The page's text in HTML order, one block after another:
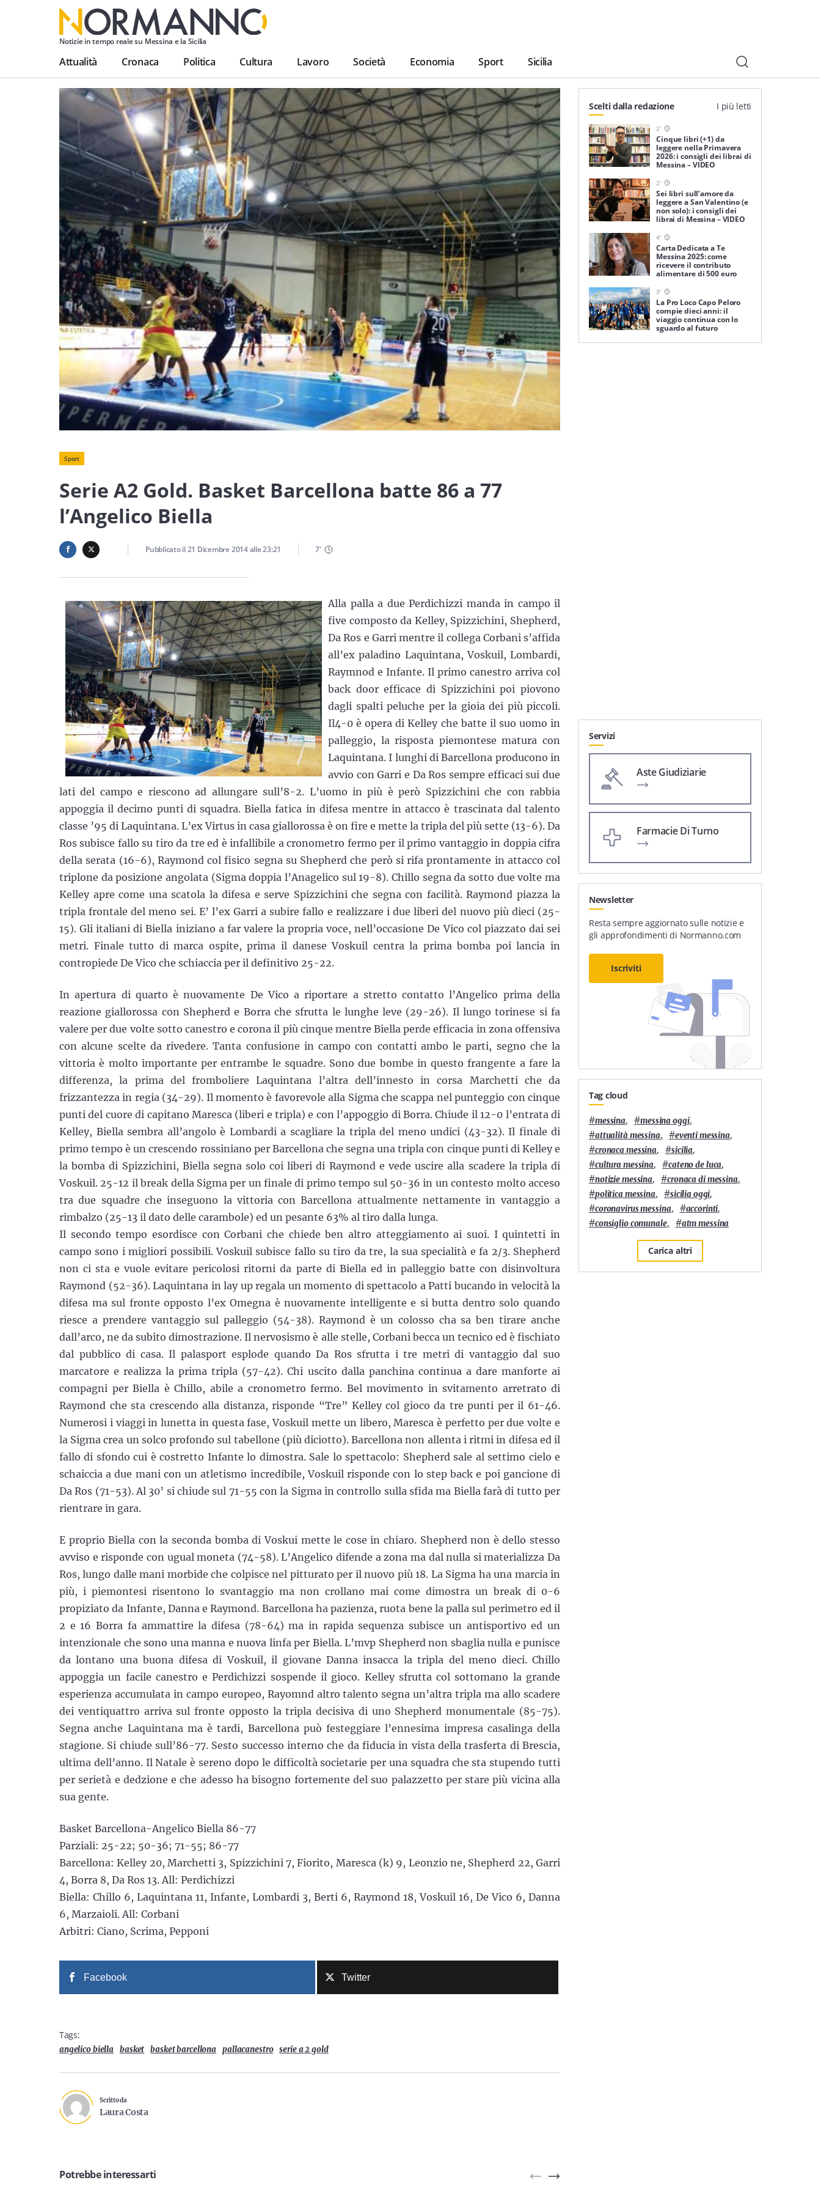
Notizie in tempo reale su Messina e la Sicilia
Attualità Cronaca Politica Cultura Lavoro Società Economia Sport Sicilia
Sport
Serie A2 Gold. Basket Barcellona batte 86 a 77
l’Angelico Biella
Pubblicato il21 Dicembre 2014alle23:21 7'
Alla palla a due Perdichizzi manda in campo il
five composto da Kelley, Spizzichini, Shepherd,
Da Ros e Garri mentre il collega Corbani s’affida
all’ex paladino Laquintana, Voskuil, Lombardi,
Raymnod e Infante. Il primo canestro arriva col
back door efficace di Spizzichini poi piovono
dagli spalti peluche per la gioia dei più piccoli.
Il4-0 è opera di Kelley che batte il suo uomo in
palleggio, la risposta piemontese matura con
Laquintana. I lunghi di Barcellona producono in
avvio con Garri e Da Ros sempre efficaci sui due
lati del campo e riescono ad allungare sull’8-2. L’uomo in più è però Spizzichini che con rabbia
appoggia il decimo punti di squadra. Biella fatica in difesa mentre in attacco è trascinata dal talento
classe ’95 di Laquintana. L’ex Virtus in casa giallorossa è on fire e mette la tripla del più sette (13-6). Da
Ros subisce fallo su tiro da tre ed è infallibile a cronometro fermo per il primo vantaggio in doppia cifra
della serata (16-6), Raymond col fisico segna su Shepherd che però si rifa prontamente in attacco col
triplone da posizione angolata (Sigma doppia l’Anagelico sul 19-8). Chillo segna da sotto due volte ma
Kelley apre come una scatola la difesa e serve Spizzichini che segna con facilità. Raymond piazza la
tripla frontale del meno sei. E’ l’ex Garri a subire fallo e realizzare i due liberi del nuovo più dieci (25-
15). Gli italiani di Biella iniziano a far valere la propria voce, nell’occasione De Vico col piazzato dai sei
metri. Finale tutto di marca ospite, prima il danese Voskuil centra la prima bomba poi lancia in
contropiede De Vico che schiaccia per il definitivo 25-22.
In apertura di quarto è nuovamente De Vico a riportare a stretto contatto l’Angelico prima della
reazione giallorossa con Shepherd e Borra che sfrutta le lunghe leve (29-26). Il lungo torinese si fa
valere per due volte sotto canestro e corona il più cinque mentre Biella perde efficacia in zona offensiva
con alcune scelte da rivedere. Tanta confusione in campo con contatti ambo le parti, segno che la
vittoria è molto importante per entrambe le squadre. Sono due bombe in questo frangente a fare la
differenza, la prima del fromboliere Laquintana l’altra dell’innesto in corsa Marchetti che da
frizzantezza in regia (34-29). Il momento è favorevole alla Sigma che scappa nel punteggio con cinque
punti del cuore di capitano Maresca (liberi e tripla) e con l’appoggio di Borra. Chiude il 12-0 l’entrata di
Kelley, Biella sembra all’angolo è Lombardi a scagliare la tripla del meno undici (43-32). Il finale di
primo tempo è un crescendo rossiniano per Barcellona che segna una tripla con cinque punti di Kelley e
la bomba di Spizzichini, Biella segna solo coi liberi di Raymond e vede uscire alla scadere la tripla di
Voskuil. 25-12 il break della Sigma per un finale di primo tempo sul 50-36 in un contesto molto acceso
tra due squadre che inseguono la vittoria con Barcellona attualmente nettamente in vantaggio a
rimbalzo (25-13 il dato delle carambole) ed un pesante 63% al tiro dalla lunga.
Il secondo tempo esordisce con Corbani che chiede ben altro atteggiamento ai suoi. I quintetti in
campo sono i migliori possibili. Voskuil subisce fallo su tiro da tre, la sua specialità e fa 2/3. Shepherd
non ci sta e vuole evitare pericolosi ritorni da parte di Biella ed in palleggio batte con disinvoltura
Raymond (52-36). Laquintana in lay up regala un momento di spettacolo a Patti bucando in velocità la
difesa ma sul fronte opposto l’ex Omegna è nuovamente intelligente e si butta dentro solo quando
riesce a prendere vantaggio sul palleggio (54-38). Raymond è un colosso cha sa ben tirare anche
dall’arco, ne da subito dimostrazione. Il nervosismo è alle stelle, Corbani becca un tecnico ed è fischiato
dal pubblico di casa. Il palasport esplode quando Da Ros sfrutta i tre metri di vantaggio dal suo
marcatore e realizza la prima tripla (57-42). Chi uscito dalla panchina continua a dare manforte ai
compagni per Biella è Chillo, abile a cronometro fermo. Bel movimento in svitamento arretrato di
Raymond che sta crescendo alla distanza, risponde “Tre” Kelley col gioco da tre punti per il 61-46.
Numerosi i viaggi in lunetta in questa fase, Voskuil mette un libero, Maresca è perfetto per due volte e
la Sigma crea un solco profondo sul tabellone (più diciotto). Barcellona non allenta i ritmi in difesa ed il
fallo di sfondo cui è costretto Infante lo dimostra. Sale lo spettacolo: Shepherd sale al settimo cielo e
schaiccia a due mani con un atletismo incredibile, Voskuil risponde con lo step back e poi gancione di
Da Ros (71-53). Al 30’ si chiude sul 71-55 con la Sigma in controllo sulla sfida ma Biella farà di tutto per
rientrare in gara.
E proprio Biella con la seconda bomba di Voskui mette le cose in chiaro. Shepherd non è dello stesso
avviso e risponde con ugual moneta (74-58). L’Angelico difende a zona ma dal nulla si materializza Da
Ros, lungo dalle mani morbide che colpisce nel pitturato per il nuovo più 18. La Sigma ha una marcia in
più, i piemontesi risentono lo svantaggio ma non crollano mai come dimostra un break di 0-6
propiziato da Infante, Danna e Raymond. Barcellona ha pazienza, ruota bene la palla sul perimetro ed il
2 e 16 Borra fa ammattire la difesa (78-64) ma in rapida sequenza subisce un antisportivo ed un
intenzionale che sono una manna e nuova linfa per Biella. L’mvp Shepherd non sbaglia nulla e punisce
da lontano una buona difesa di Voskuil, il giovane Danna insacca la tripla del meno dieci. Chillo
appoggia un facile canestro e Perdichizzi sospende il gioco. Kelley sfrutta col sottomano la grande
esperienza accumulata in campo europeo, Rayomnd altro talento segna un’altra tripla ma allo scadere
dei ventiquattro arriva sul fronte opposto la tripla decisiva di uno Shepherd monumentale (85-75).
Segna anche Laquintana ma è tardi, Barcellona può festeggiare l’ennesima impresa casalinga della
stagione. Si chiude sull’86-77. Sesto successo interno che da fiducia in vista della trasferta di Brescia,
ultima dell’anno. Il Natale è sereno dopo le difficoltà societarie per una squadra che sta stupendo tutti
per serietà e dedzione e che adesso ha bisogno fortemente del suo palazzetto per stare più vicina alla
sua gente.
Basket Barcellona-Angelico Biella 86-77
Parziali: 25-22; 50-36; 71-55; 86-77
Barcellona: Kelley 20, Marchetti 3, Spizzichini 7, Fiorito, Maresca (k) 9, Leonzio ne, Shepherd 22, Garri
4, Borra 8, Da Ros 13. All: Perdichizzi
Biella: Chillo 6, Laquintana 11, Infante, Lombardi 3, Berti 6, Raymond 18, Voskuil 16, De Vico 6, Danna
6, Marzaioli. All: Corbani
Arbitri: Ciano, Scrima, Pepponi
Facebook Twitter
Tags:
angelico biella basket basket barcellona pallacanestro serie a 2 gold
Scritto da
Laura Costa
Potrebbe interessarti
Scelti dalla redazione I più letti
2'
Cinque libri (+1) da
leggere nella Primavera
2026: i consigli dei librai di
Messina – VIDEO
2'
Sei libri sull’amore da
leggere a San Valentino (e
non solo): i consigli dei
librai di Messina – VIDEO
4'
Carta Dedicata a Te
Messina 2025: come
ricevere il contributo
alimentare di 500 euro
3'
La Pro Loco Capo Peloro
compie dieci anni: il
viaggio continua con lo
sguardo al futuro
Servizi
Aste Giudiziarie
Farmacie Di Turno
Newsletter
Resta sempre aggiornato sulle notizie e
gli approfondimenti di Normanno.com
Iscriviti
Tag cloud
#messina, #messina oggi,
#attualità messina, #eventi messina,
#cronaca messina, #sicilia,
#cultura messina, #cateno de luca,
#notizie messina, #cronaca di messina,
#politica messina, #sicilia oggi,
#coronavirus messina, #accorinti,
#consiglio comunale, #atm messina
Carica altri